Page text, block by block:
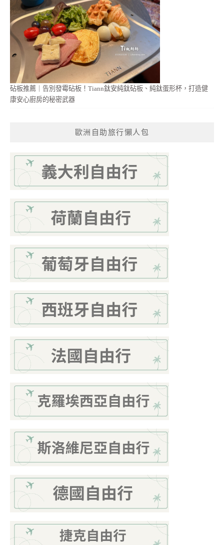
砧板推薦｜告別發霉砧板！Tiann鈦安純鈦砧板、純鈦蛋形杯，打造健
康安心廚房的秘密武器
歐洲自助旅行懶人包